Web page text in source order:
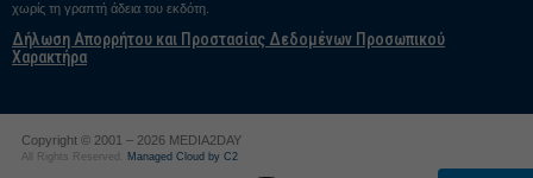
χωρίς τη γραπτή άδεια του εκδότη.
Δήλωση Απορρήτου και Προστασίας Δεδομένων Προσωπικού
Χαρακτήρα
Copyright © 2001 – 2026 MEDIA2DAY
All Rights Reserved. Managed Cloud by C2